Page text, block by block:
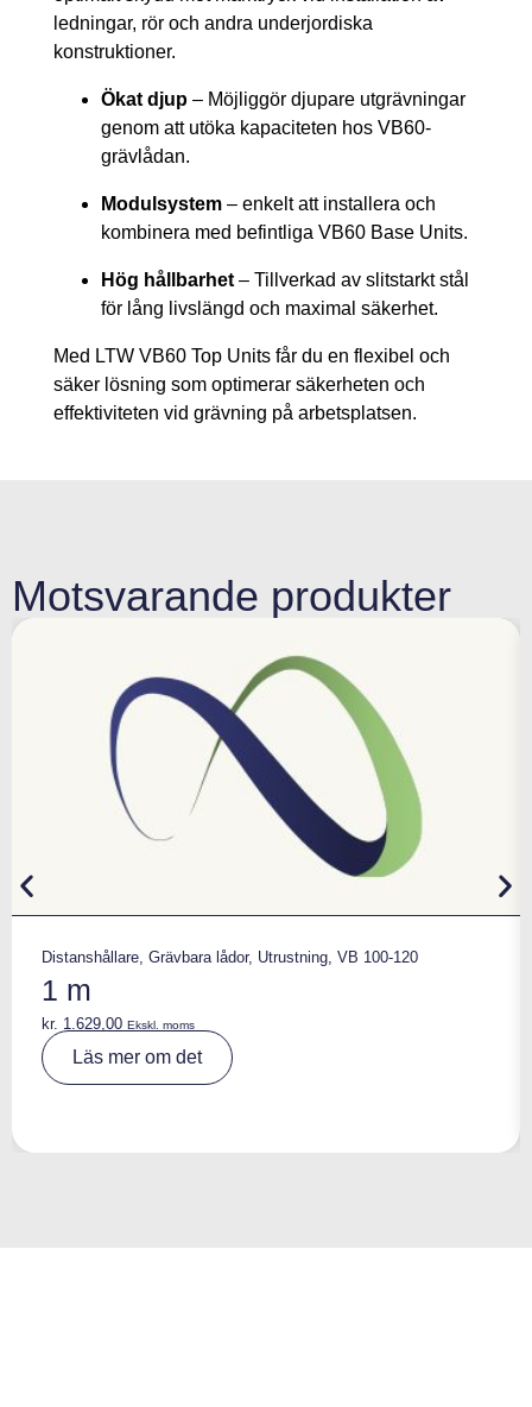
ledningar, rör och andra underjordiska
konstruktioner.
Ökat djup – Möjliggör djupare utgrävningar
genom att utöka kapaciteten hos VB60-
grävlådan.
Modulsystem – enkelt att installera och
kombinera med befintliga VB60 Base Units.
Hög hållbarhet – Tillverkad av slitstarkt stål
för lång livslängd och maximal säkerhet.
Med LTW VB60 Top Units får du en flexibel och
säker lösning som optimerar säkerheten och
effektiviteten vid grävning på arbetsplatsen.
Motsvarande produkter
Distanshållare, Grävbara lådor, Utrustning, VB 100-120
1 m
kr. 1.629,00 Ekskl. moms
Läs mer om det